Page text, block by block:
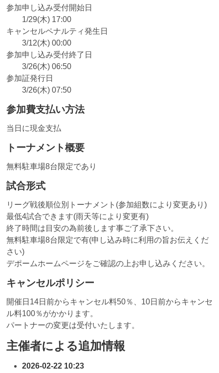
参加申し込み受付開始日
1/29(木) 17:00
キャンセルペナルティ発生日
3/12(木) 00:00
参加申し込み受付終了日
3/26(木) 06:50
参加証発行日
3/26(木) 07:50
参加費支払い方法
当日に現金支払
トーナメント概要
無料駐車場8台限定であり
試合形式
リーグ戦後順位別トーナメント(参加組数により変更あり)
最低4試合できます(雨天等により変更有)
終了時間は目安の為前後します事ご了承下さい。
無料駐車場8台限定で有(申し込み時に利用の旨お伝えくだ
さい)
デポームホームページをご確認の上お申し込みください。
キャンセルポリシー
開催日14日前からキャンセル料50％、10日前からキャンセ
ル料100％がかかります。
パートナーの変更は受付いたします。
主催者による追加情報
2026-02-22 10:23